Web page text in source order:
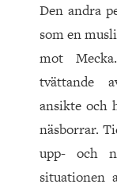
Den andra
som en
mot
tvättande
ansikte och
näsborrar.
upp- och
situationen